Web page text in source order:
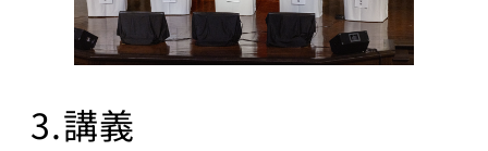
3.講義